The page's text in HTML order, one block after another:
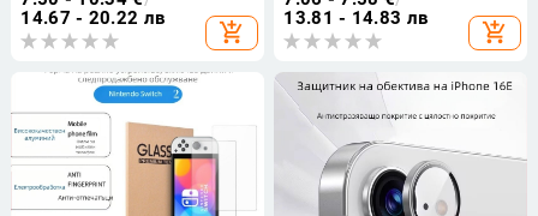
антиотпечатъци,
удароустойчиво, пълно покритие
14.67 - 20.22 лв
add_shopping_cart
поверителност
13.81 - 14.83 лв
add_shopping_cart